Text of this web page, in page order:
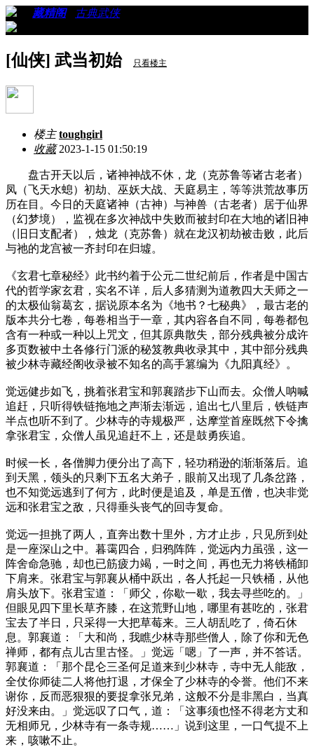
藏精阁 古典武侠
[仙侠] 武当初始 只看楼主
楼主 toughgirl
收藏2023-1-15 01:50:19
盘古开天以后，诸神神战不休，龙（克苏鲁等诸古老者）
凤（飞天水螅）初劫、巫妖大战、天庭易主，等等洪荒故事历
历在目。今日的天庭诸神（古神）与神兽（古老者）居于仙界
（幻梦境），监视在多次神战中失败而被封印在大地的诸旧神
（旧日支配者），烛龙（克苏鲁）就在龙汉初劫被击败，此后
与祂的龙宫被一齐封印在归墟。
《玄君七章秘经》此书约着于公元二世纪前后，作者是中国古
代的哲学家玄君，实名不详，后人多猜测为道教四大天师之一
的太极仙翁葛玄，据说原本名为《地书？七秘典》，最古老的
版本共分七卷，每卷相当于一章，其内容各自不同，每卷都包
含有一种或一种以上咒文，但其原典散失，部分残典被分成许
多页数被中土各修行门派的秘笈教典收录其中，其中部分残典
被少林寺藏经阁收录被不知名的高手篡编为《九阳真经》。
觉远健步如飞，挑着张君宝和郭襄踏步下山而去。众僧人呐喊
追赶，只听得铁链拖地之声渐去渐远，追出七八里后，铁链声
半点也听不到了。少林寺的寺规极严，达摩堂首座既然下令擒
拿张君宝，众僧人虽见追赶不上，还是鼓勇疾追。
时候一长，各僧脚力便分出了高下，轻功稍逊的渐渐落后。追
到天黑，领头的只剩下五名大弟子，眼前又出现了几条岔路，
也不知觉远逃到了何方，此时便是追及，单是五僧，也决非觉
远和张君宝之敌，只得垂头丧气的回寺复命。
觉远一担挑了两人，直奔出数十里外，方才止步，只见所到处
是一座深山之中。暮霭四合，归鸦阵阵，觉远内力虽强，这一
阵舍命急驰，却也已筋疲力竭，一时之间，再也无力将铁桶卸
下肩来。张君宝与郭襄从桶中跃出，各人托起一只铁桶，从他
肩头放下。张君宝道：「师父，你歇一歇，我去寻些吃的。」
但眼见四下里长草齐膝，在这荒野山地，哪里有甚吃的，张君
宝去了半日，只采得一大把草莓来。三人胡乱吃了，倚石休
息。郭襄道：「大和尚，我瞧少林寺那些僧人，除了你和无色
禅师，都有点儿古里古怪。」觉远「嗯」了一声，并不答话。
郭襄道：「那个昆仑三圣何足道来到少林寺，寺中无人能敌，
全仗你师徒二人将他打退，才保全了少林寺的令誉。他们不来
谢你，反而恶狠狠的要捉拿张兄弟，这般不分是非黑白，当真
好没来由。」觉远叹了口气，道：「这事须也怪不得老方丈和
无相师兄，少林寺有一条寺规……」说到这里，一口气提不上
来，咳嗽不止。